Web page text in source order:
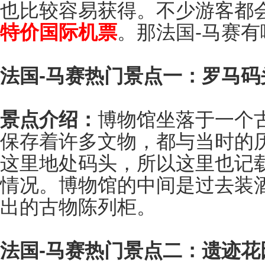
也比较容易获得。不少游客都
特价国际机票。那法国-马赛
法国-马赛热门景点一：罗马
景点介绍： 博物馆坐落于一个
保存着许多文物，都与当时的
这里地处码头，所以这里也记
情况。博物馆的中间是过去装
出的古物陈列柜。
法国-马赛热门景点二：遗迹花